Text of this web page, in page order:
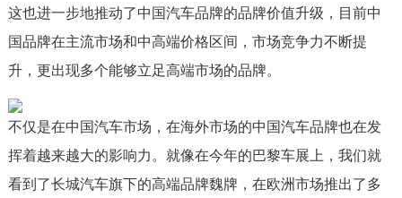
这也进一步地推动了中国汽车品牌的品牌价值升级，目前中
国品牌在主流市场和中高端价格区间，市场竞争力不断提
升，更出现多个能够立足高端市场的品牌。
不仅是在中国汽车市场，在海外市场的中国汽车品牌也在发
挥着越来越大的影响力。就像在今年的巴黎车展上，我们就
看到了长城汽车旗下的高端品牌魏牌，在欧洲市场推出了多